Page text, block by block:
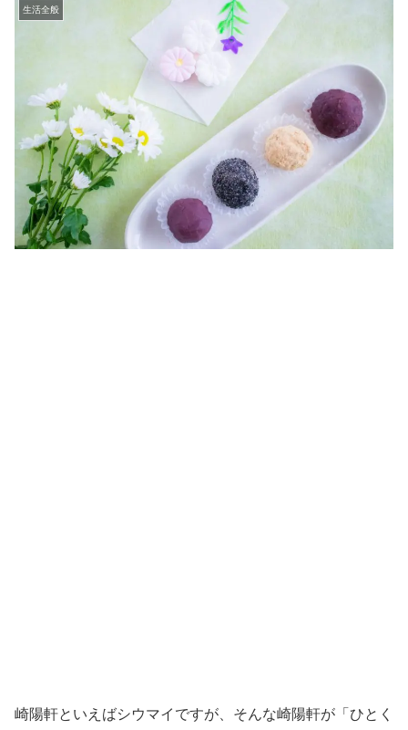
生活全般
崎陽軒といえばシウマイですが、そんな崎陽軒が「ひとく